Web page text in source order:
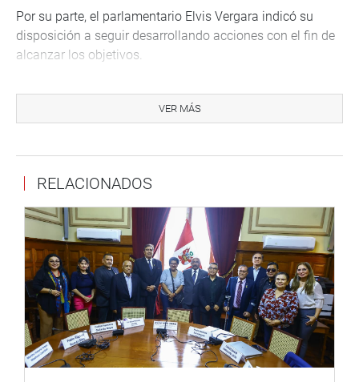
Por su parte, el parlamentario Elvis Vergara indicó su
disposición a seguir desarrollando acciones con el fin de
alcanzar los objetivos.
Trabajo, y acordaron como fecha para las sesiones
presenciales, los miércoles a las 11 de la mañana.
También integran la comisión especial los parlamentarios
Edgard Reymundo Mercado (CD-JP), Enrique Wong
Pujada (PP), Adriana Tudela Gutiérrez (Avanza País),
Jorge Zeballos Aponte (RP), Rosangella Barbarán Reyes
(FP) y David Jiménez Heredia (FP).
OFICINA DE COMUNICACIONES
VER MÁS
RELACIONADOS